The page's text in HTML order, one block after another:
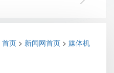
首页> 新闻网首页> 媒体机